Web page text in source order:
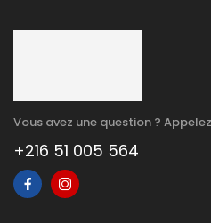
Vous avez une question ?
+216 51 005 564